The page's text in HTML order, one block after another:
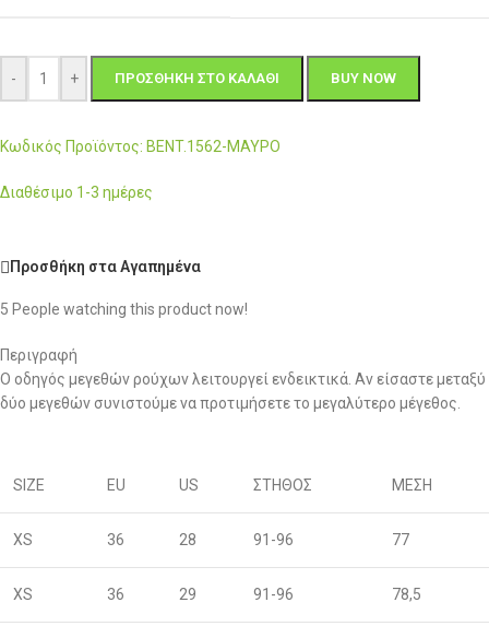
- + ΠΡΟΣΘΉΚΗ ΣΤΟ ΚΑΛΆΘΙ BUY NOW
Κωδικός Προϊόντος: BENT.1562-ΜΑΥΡΟ
Διαθέσιμο 1-3 ημέρες
Προσθήκη στα Αγαπημένα
5 People watching this product now!
Περιγραφή
Ο οδηγός μεγεθών ρούχων λειτουργεί ενδεικτικά. Αν είσαστε μεταξύ
δύο μεγεθών συνιστούμε να προτιμήσετε το μεγαλύτερο μέγεθος.
SIZE EU US ΣΤΗΘΟΣ ΜΕΣΗ
XS 36 28 91-96 77
XS 36 29 91-96 78,5